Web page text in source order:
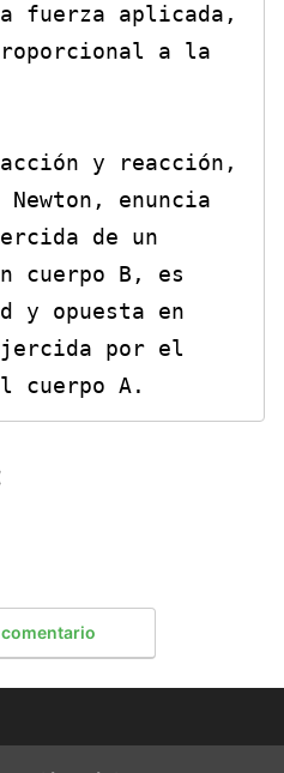
fuerza aplicada,
a la
y reacción,
enuncia
de un
cuerpo B, es
y opuesta en
por el
cuerpo A.
comentario